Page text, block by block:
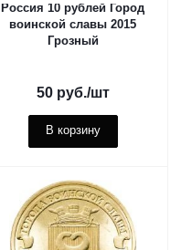
Россия 10 рублей Город
воинской славы 2015
Грозный
50руб./шт
В корзину